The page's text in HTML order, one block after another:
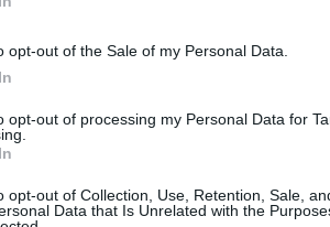
opt-out of the Sale of my Personal Data.
opt-out of processing my Personal Data for
opt-out of Collection, Use, Retention, Sale,
Data that Is Unrelated with the